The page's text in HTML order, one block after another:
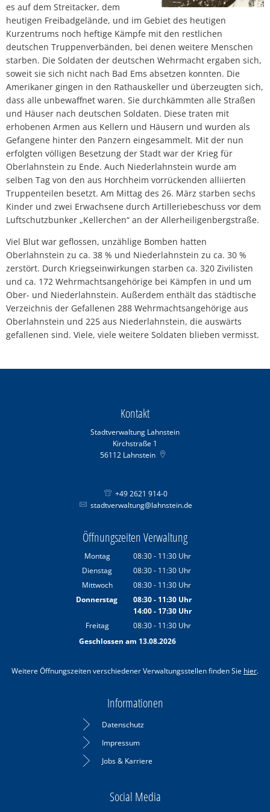
es auf dem Streitacker, dem
heutigen Freibadgelände, und im Gebiet des heutigen
Kurzentrums noch heftige Kämpfe mit den restlichen
deutschen Truppenverbänden, bei denen weitere Menschen
starben. Die Soldaten der deutschen Wehrmacht ergaben sich,
soweit sie sich nicht nach Bad Ems absetzen konnten. Die
Amerikaner gingen in den Rathauskeller und überzeugten sich,
dass alle unbewaffnet waren. Sie durchkämmten alle Straßen
und Häuser nach deutschen Soldaten. Diese traten mit
erhobenen Armen aus Kellern und Häusern und wurden als
Gefangene hinter den Panzern eingesammelt. Mit der nun
erfolgten völligen Besetzung der Stadt war der Krieg für
Oberlahnstein zu Ende. Auch Niederlahnstein wurde am
selben Tag von den aus Horchheim vorrückenden alliierten
Truppenteilen besetzt. Am Mittag des 26. März starben sechs
Kinder und zwei Erwachsene durch Artilleriebeschuss vor dem
Luftschutzbunker „Kellerchen“ an der Allerheiligenbergstraße.
Viel Blut war geflossen, unzählige Bomben hatten
Oberlahnstein zu ca. 38 % und Niederlahnstein zu ca. 30 %
zerstört. Durch Kriegseinwirkungen starben ca. 320 Zivilisten
und ca. 172 Wehrmachtsangehörige bei Kämpfen in und um
Ober- und Niederlahnstein. Außerdem enthält das städtische
Verzeichnis der Gefallenen 288 Wehrmachtsangehörige aus
Oberlahnstein und 225 aus Niederlahnstein, die auswärts
gefallenen sind. Viele, viele weitere Soldaten blieben vermisst.
Kontakt
Stadtverwaltung Lahnstein
Kirchstraße 1
56112 Lahnstein
+49 2621 914-0
stadtverwaltung@lahnstein.de
Öffnungszeiten Verwaltung
Montag 08:30- 11:30 Uhr
Von 08:30 bis 11:30 Uhr
Dienstag 08:30- 11:30 Uhr
Von 08:30 bis 11:30 Uhr
Mittwoch 08:30- 11:30 Uhr
Von 08:30 bis 11:30 Uhr
Donnerstag 08:30- 11:30Uhr
Von 08:30 bis 11:30 Uhr
14:00- 17:30Uhr
Von 14:00 bis 17:30 Uhr
Freitag 08:30- 11:30 Uhr
Von 08:30 bis 11:30 Uhr
Geschlossen am 13.08.2026
Weitere Öffnungszeiten verschiedener Verwaltungsstellen finden Sie hier.
Informationen
Datenschutz
Impressum
Jobs & Karriere
Social Media